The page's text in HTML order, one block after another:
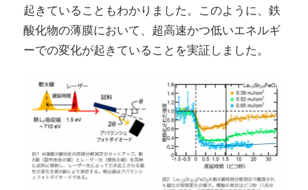
起きていることもわかりました。このように、鉄
酸化物の薄膜において、超高速かつ低いエネルギ
ーでの変化が起きていることを実証しました。